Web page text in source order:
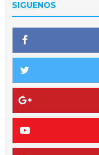
SIGUENOS